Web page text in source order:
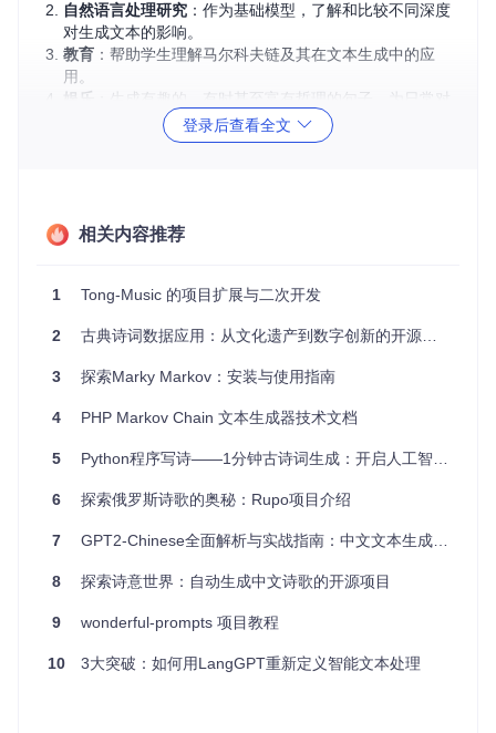
自然语言处理研究 ：作为基础模型，了解和比较不同深度
对生成文本的影响。
教育 ：帮助学生理解马尔科夫链及其在文本生成中的应
用。
娱乐
：生成有趣的、有时甚至富有哲理的句子，为日常对
解析与生成操作，命令行界面简单明了。
效率：尽管解析大型文档可能耗时，但生成过程快速，可
轻松生成多条句子。
扩展性：代码结构清晰，方便扩展或整合到其他自然语言
处理项目中。
以下是一个使用《银河系漫游指南》作为源文本生成的例子：
>
python markov.py parse 边缘之旅 2 /path/to/galaxy.txt
看着，我不会说沃贡语！你不必触碰水。
来试试看，让markov-text带领你踏上一次奇妙的文字探险
登录后查看全文
相关内容推荐
1 Tong-Music 的项目扩展与二次开发
2 古典诗词数据应用：从文化遗产到数字创新的开源实践
3 探索Marky Markov：安装与使用指南
4 PHP Markov Chain 文本生成器技术文档
5 Python程序写诗——1分钟古诗词生成：开启人工智能与传统文化的交融
6 探索俄罗斯诗歌的奥秘：Rupo项目介绍
7 GPT2-Chinese全面解析与实战指南：中文文本生成技术与跨平台部署方案
8 探索诗意世界：自动生成中文诗歌的开源项目
9 wonderful-prompts 项目教程
10 3大突破：如何用LangGPT重新定义智能文本处理